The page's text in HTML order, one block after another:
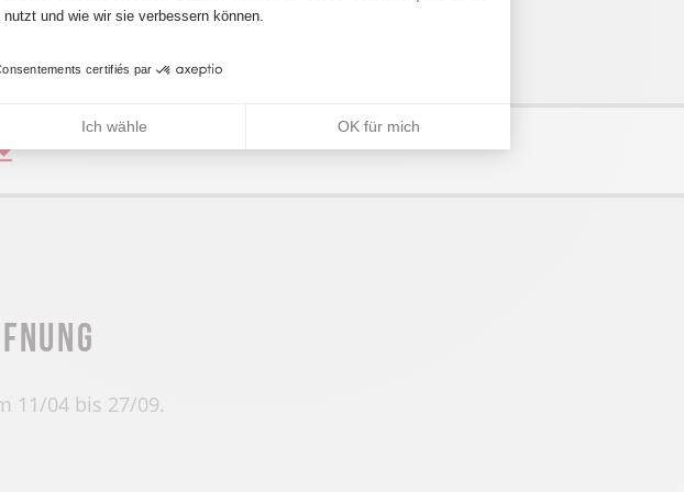
11/04 bis 27/09.
nutzt und wie wir sie verbessern können.
certifiés par
Ich wähle OK für mich